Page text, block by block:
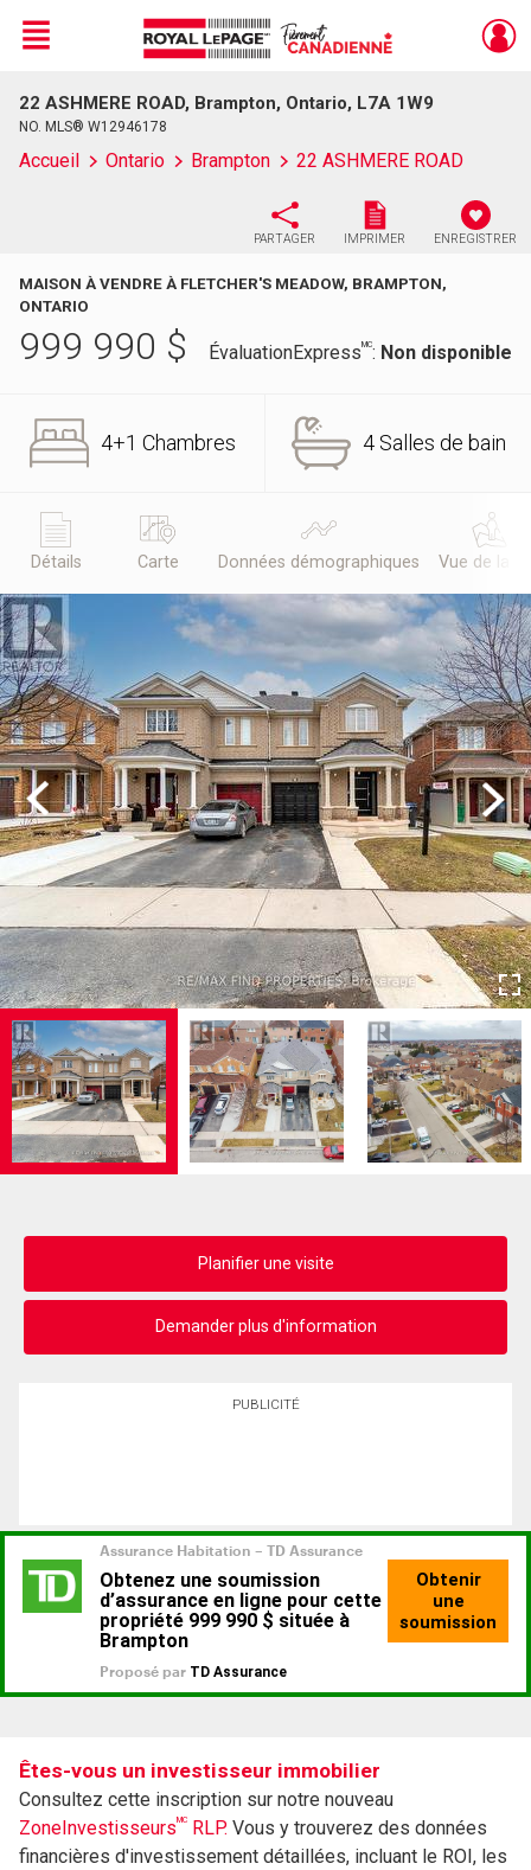
Live
En Direct
Menu
22 ASHMERE ROAD, Brampton, Ontario, L7A 1W9
NO. MLS® W12946178
Accueil Ontario Brampton 22 ASHMERE ROAD
PARTAGER IMPRIMER ENREGISTRER
MAISON À VENDRE À FLETCHER'S MEADOW, BRAMPTON,
ONTARIO
999 990 $ ÉvaluationExpressMC: Non disponible
4+1 Chambres 4 Salles de bain
Détails Carte Données démographiques Vue de la
Previous Next
Planifier une visite
Demander plus d'information
PUBLICITÉ
Êtes-vous un investisseur immobilier
Consultez cette inscription sur notre nouveau
ZoneInvestisseursMC RLP. Vous y trouverez des données
financières d'investissement détaillées, incluant le ROI, les